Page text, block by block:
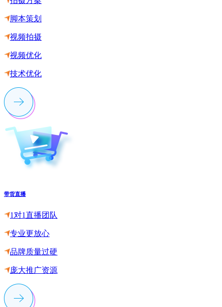
脚本策划
视频拍摄
视频优化
技术优化
带货直播
1对1直播团队
专业更放心
品牌质量过硬
庞大推广资源